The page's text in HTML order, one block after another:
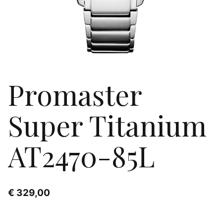
Promaster
Super Titanium
AT2470-85L
€ 329,00